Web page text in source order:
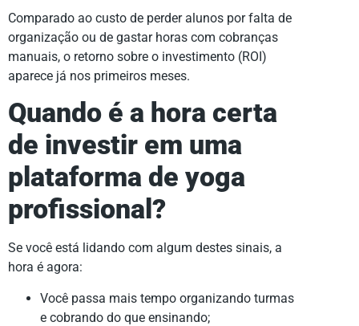
Comparado ao custo de perder alunos por falta de
organização ou de gastar horas com cobranças
manuais, o retorno sobre o investimento (ROI)
aparece já nos primeiros meses.
Quando é a hora certa
de investir em uma
plataforma de yoga
profissional?
Se você está lidando com algum destes sinais, a
hora é agora:
Você passa mais tempo organizando turmas
e cobrando do que ensinando;